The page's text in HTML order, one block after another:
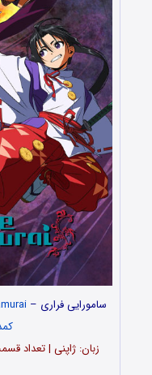
سامورایی فراری –